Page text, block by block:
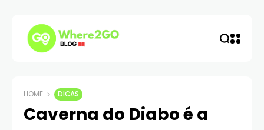
HOME DICAS
Caverna do Diabo é a